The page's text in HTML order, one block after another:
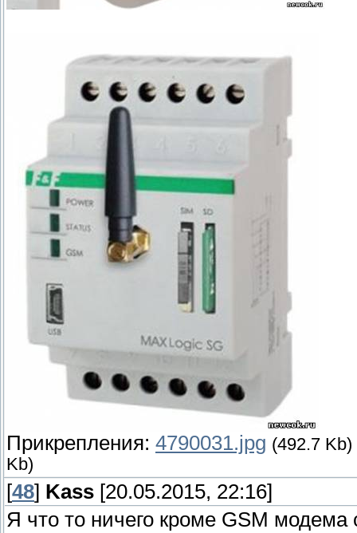
Прикрепления: 4790031.jpg (492.7 Kb)
Kb)
[48] Kass [20.05.2015, 22:16]
Я что то ничего кроме GSM